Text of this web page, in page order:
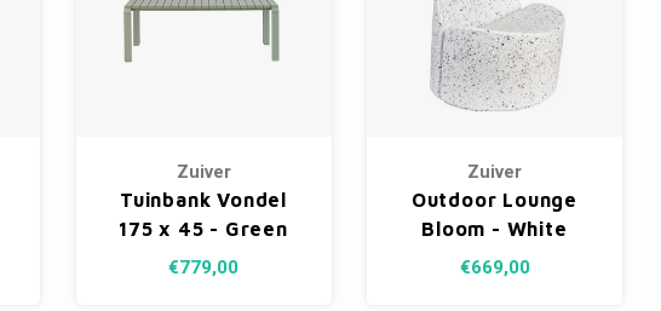
Zuiver
Tuinbank Vondel
175 x 45 - Green
€779,00
Zuiver
Outdoor Lounge
Bloom - White
Terrazzo
€669,00